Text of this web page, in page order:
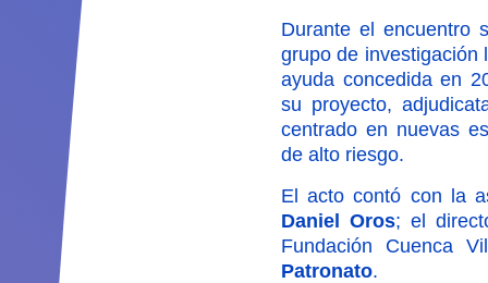
Durante el encuentro
grupo de
ayuda concedida en
su proyecto,
centrado en nuevas
de alto riesgo.
El acto contó con la
Daniel Oros; el
Fundación Cuenca
Patronato.